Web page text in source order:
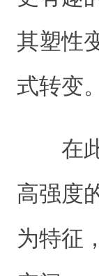
其塑性
式转变。
在此
高强度
为特征